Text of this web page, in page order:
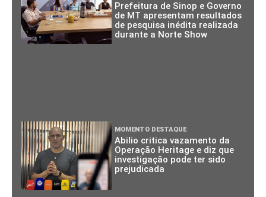
Prefeitura de Sinop e Governo
de MT apresentam resultados
de pesquisa inédita realizada
durante a Norte Show
MOMENTO DESTAQUE
Abilio critica vazamento da
Operação Heritage e diz que
investigação pode ter sido
prejudicada